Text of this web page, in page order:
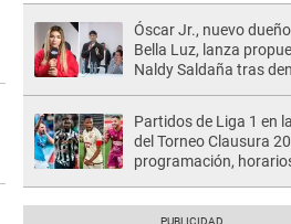
Óscar Jr., nuevo
Bella Luz, lanza
Naldy Saldaña tras
Partidos de Liga 1 en
del Torneo Clausura
programación,